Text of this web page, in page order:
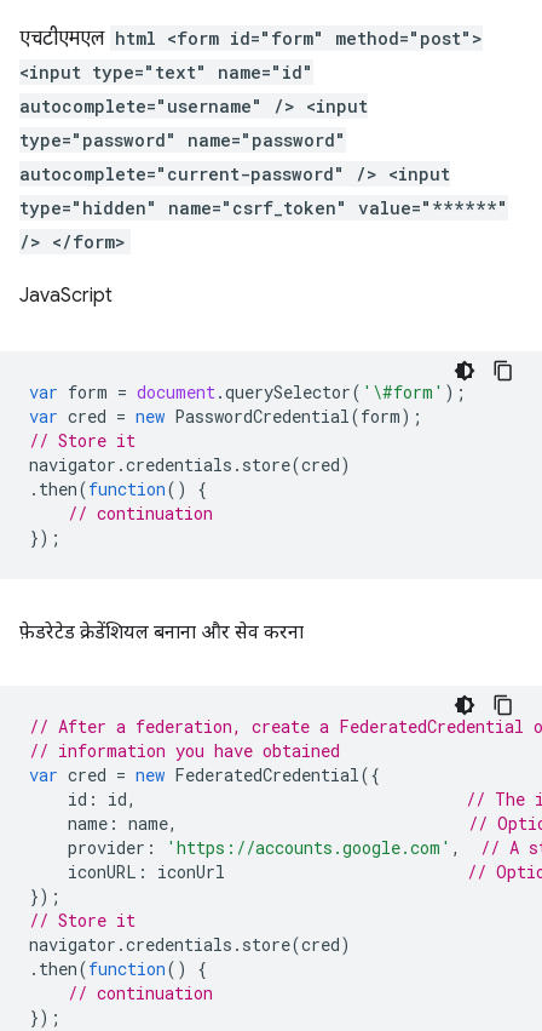
एचटीएमएल html <form id="form" method="post">
<input type="text" name="id"
autocomplete="username" /> <input
type="password" name="password"
autocomplete="current-password" /> <input
type="hidden" name="csrf_token" value="******"
/> </form>
JavaScript
var form = document.querySelector( '\#form' );
var cred = new PasswordCredential(form);
// Store it
navigator .credentials . store(cred)
. then(function()
{
// continuation
});
फ़ेडरेटेड क्रेडेंशियल बनाना और सेव करना
// After a federation, create a FederatedCredential
// information you have obtained
var cred = new FederatedCredential({
id : id,
// The
name : name,
//
provider : 'https://accounts.google.com' ,
// A
iconURL : iconUrl
//
});
// Store it
navigator .credentials . store(cred)
. then(function()
{
// continuation
});